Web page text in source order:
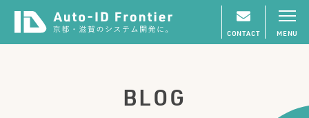
CONTACT MENU
BLOG